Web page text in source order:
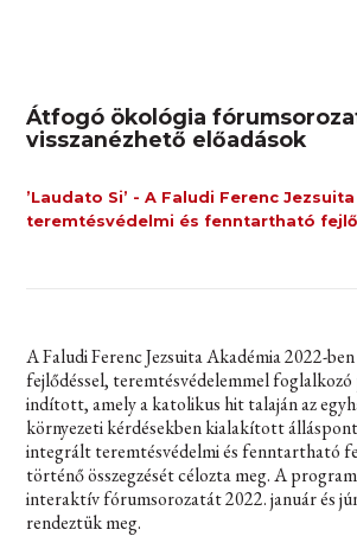
Átfogó ökológia
visszanézhető előadások
’Laudato Si’ - A Faludi Ferenc
teremtésvédelmi és fenntartható
A Faludi Ferenc Jezsuita Akadémia 2022-
fejlődéssel, teremtésvédelemmel
indított, amely a katolikus hit talaján az
környezeti kérdésekben kialakított
integrált teremtésvédelmi és fenntartható
történő összegzését célozta meg. A
interaktív fórumsorozatát 2022. január és
rendeztük meg.